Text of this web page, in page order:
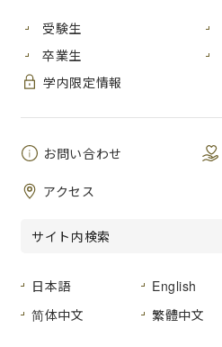
受験生
卒業生
学内限定情報
アクセス
お問い合わせ
日本語
English
简体中文
繁體中文